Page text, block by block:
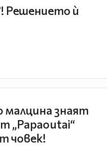
Решението ѝ
малцина знаят
„Papaoutai“
човек!